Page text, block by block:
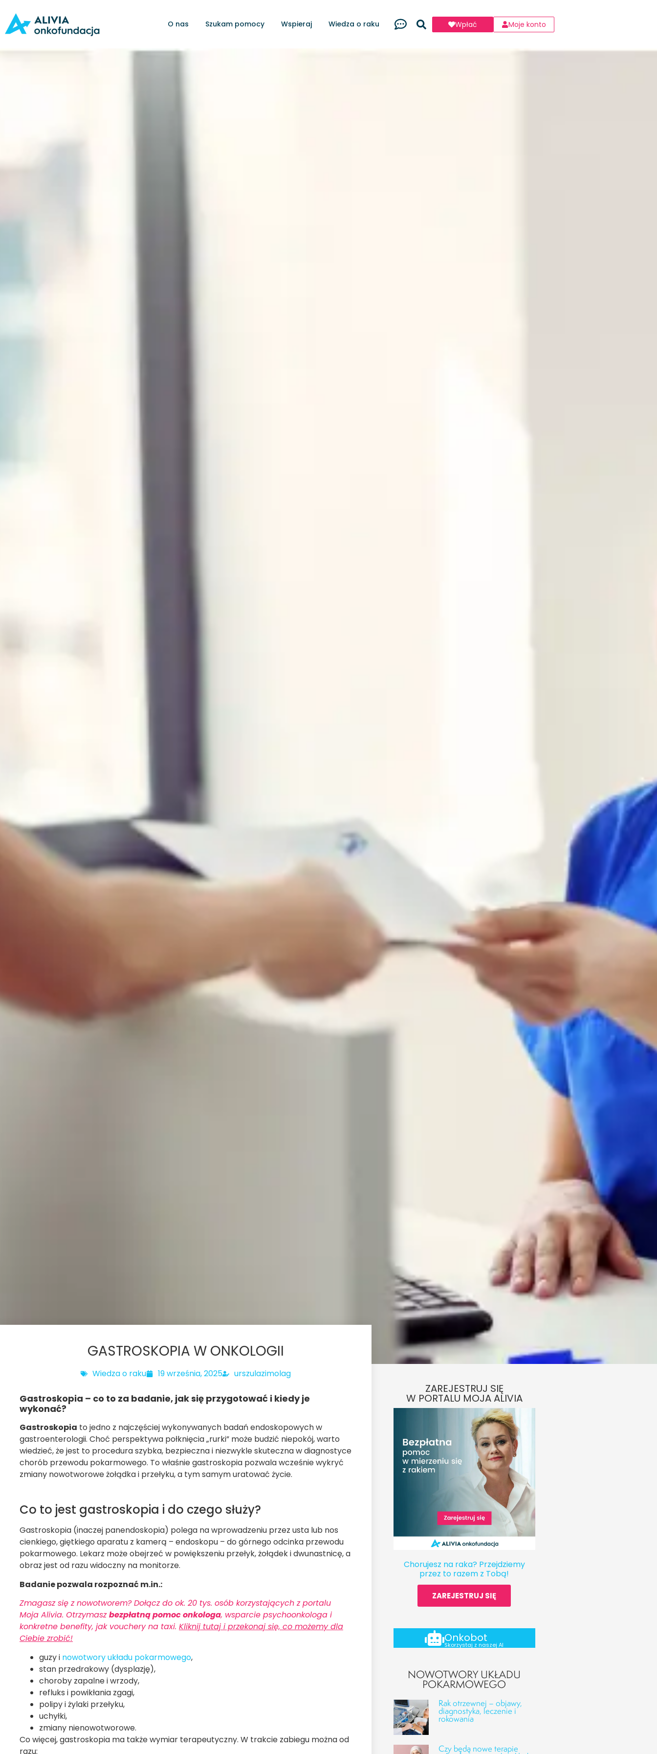
O nas Szukam pomocy Wspieraj Wiedza o raku Wpłać Moje konto
GASTROSKOPIA W ONKOLOGII
Wiedza o raku 19 września, 2025 urszulazimolag
Gastroskopia – co to za badanie, jak się przygotować i kiedy je
wykonać?
Gastroskopia to jedno z najczęściej wykonywanych badań endoskopowych w
gastroenterologii. Choć perspektywa połknięcia „rurki” może budzić niepokój, warto
wiedzieć, że jest to procedura szybka, bezpieczna i niezwykle skuteczna w diagnostyce
chorób przewodu pokarmowego. To właśnie gastroskopia pozwala wcześnie wykryć
zmiany nowotworowe żołądka i przełyku, a tym samym uratować życie.
Co to jest gastroskopia i do czego służy?
Gastroskopia (inaczej panendoskopia) polega na wprowadzeniu przez usta lub nos
cienkiego, giętkiego aparatu z kamerą – endoskopu – do górnego odcinka przewodu
pokarmowego. Lekarz może obejrzeć w powiększeniu przełyk, żołądek i dwunastnicę, a
obraz jest od razu widoczny na monitorze.
Badanie pozwala rozpoznać m.in.:
Zmagasz się z nowotworem? Dołącz do ok. 20 tys. osób korzystających z portalu
Moja Alivia. Otrzymaszbezpłatną pomoc onkologa, wsparcie psychoonkologa i
konkretne benefity, jak vouchery na taxi. Kliknij tutaj i przekonaj się, co możemy dla
Ciebie zrobić!
guzy i nowotwory układu pokarmowego,
stan przedrakowy (dysplazję),
choroby zapalne i wrzody,
refluks i powikłania zgagi,
polipy i żylaki przełyku,
uchyłki,
zmiany nienowotworowe.
Co więcej, gastroskopia ma także wymiar terapeutyczny. W trakcie zabiegu można od
razu:
ZAREJESTRUJ SIĘ
W PORTALU MOJA ALIVIA
Chorujesz na raka? Przejdziemy
przez to razem z Tobą!
ZAREJESTRUJ SIĘ
Onkobot
Skorzystaj z naszej AI
NOWOTWORY UKŁADU
POKARMOWEGO
Rak otrzewnej – objawy,
diagnostyka, leczenie i
rokowania
Czy będą nowe terapie